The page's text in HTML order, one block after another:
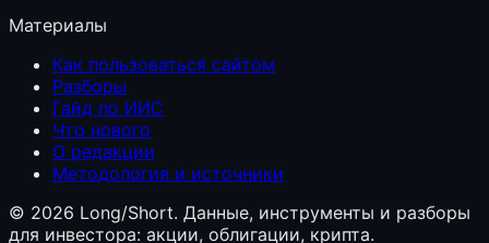
Материалы
Как пользоваться сайтом
Разборы
Гайд по ИИС
Что нового
О редакции
Методология и источники
© 2026 Long/Short. Данные, инструменты и разборы
для инвестора: акции, облигации, крипта.